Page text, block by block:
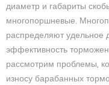
диаметр и габариты
многопоршневые.
распределяют удельное
эффективность
рассмотрим проблемы,
износу барабанных